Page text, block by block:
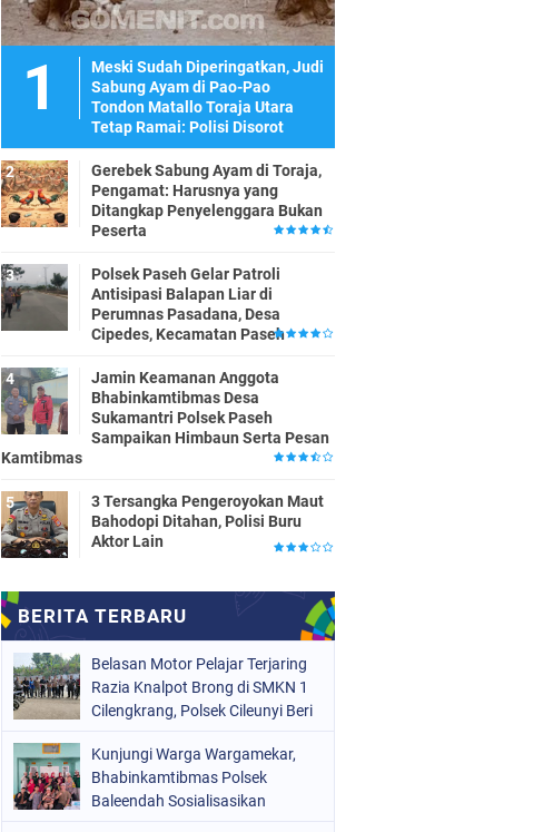
Meski Sudah Diperingatkan, Judi
Sabung Ayam di Pao-Pao
Tondon Matallo Toraja Utara
Tetap Ramai: Polisi Disorot
Gerebek Sabung Ayam di Toraja,
Pengamat: Harusnya yang
Ditangkap Penyelenggara Bukan
Peserta
Polsek Paseh Gelar Patroli
Antisipasi Balapan Liar di
Perumnas Pasadana, Desa
Cipedes, Kecamatan Paseh
Jamin Keamanan Anggota
Bhabinkamtibmas Desa
Sukamantri Polsek Paseh
Sampaikan Himbaun Serta Pesan
Kamtibmas
3 Tersangka Pengeroyokan Maut
Bahodopi Ditahan, Polisi Buru
Aktor Lain
Belasan Motor Pelajar Terjaring
Razia Knalpot Brong di SMKN 1
Cilengkrang, Polsek Cileunyi Beri
Keselamatan Berkendara
Kunjungi Warga Wargamekar,
Bhabinkamtibmas Polsek
Baleendah Sosialisasikan